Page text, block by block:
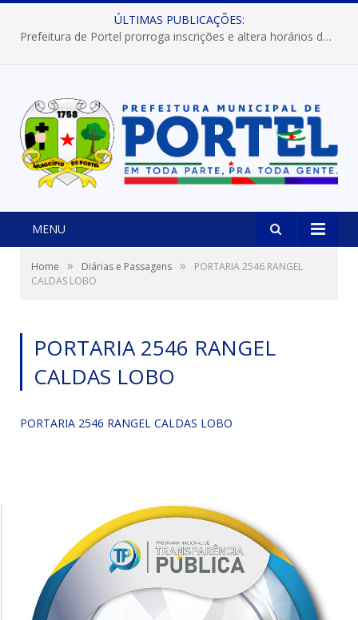
ÚLTIMAS PUBLICAÇÕES:
Prefeitura de Portel prorroga inscrições e altera horários dos concursos “Musa” e “Miss Mix Verão 2026”
MENU
Home » Diárias e Passagens »
PORTARIA 2546 RANGEL
CALDAS LOBO
PORTARIA 2546 RANGEL
CALDAS LOBO
PORTARIA 2546 RANGEL CALDAS LOBO